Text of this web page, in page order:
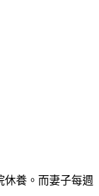
養。而妻子每週